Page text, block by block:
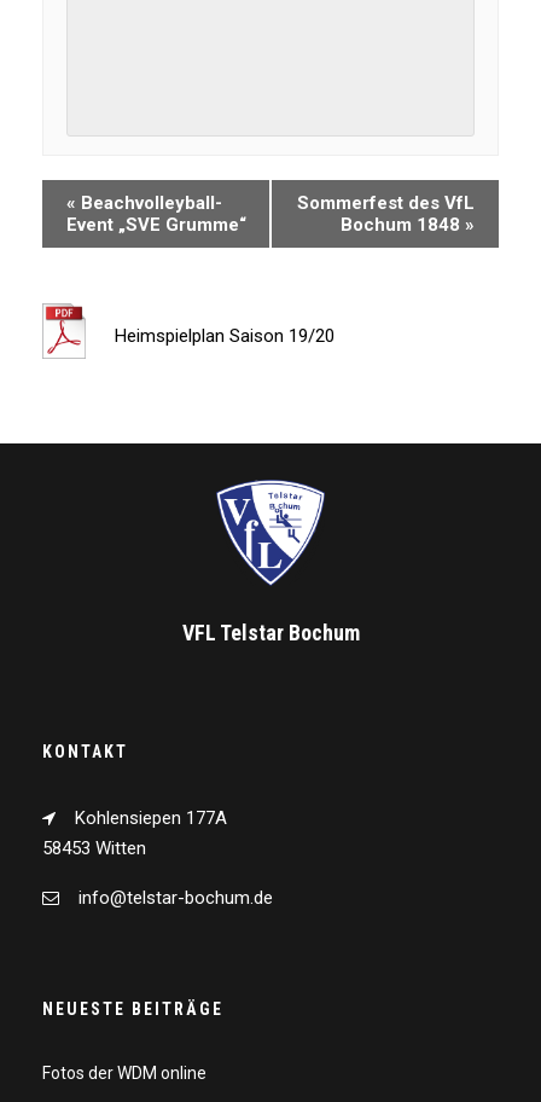
« Beachvolleyball-
Event „SVE Grumme“
Sommerfest des VfL
Bochum 1848 »
Heimspielplan Saison 19/20
VFL Telstar Bochum
KONTAKT
Kohlensiepen 177A
58453 Witten
info@telstar-bochum.de
NEUESTE BEITRÄGE
Fotos der WDM online